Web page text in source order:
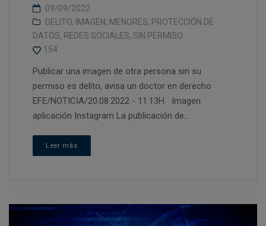
09/09/2022
DELITO, IMAGEN, MENORES, PROTECCIÓN DE
DATOS, REDES SOCIALES, SIN PERMISO
154
Publicar una imagen de otra persona sin su
permiso es delito, avisa un doctor en derecho
EFE/NOTICIA/20.08.2022 - 11:13H Imagen
aplicación Instagram La publicación de...
Leer más